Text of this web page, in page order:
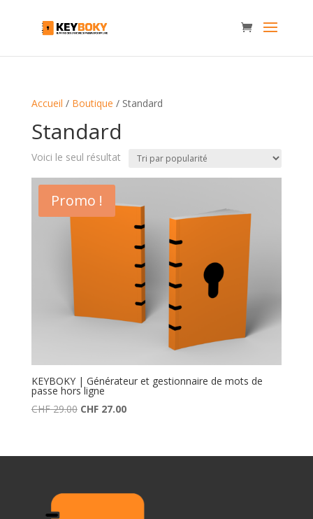
Accueil / Boutique / Standard
Standard
Voici le seul résultat
Promo !
KEYBOKY | Générateur et gestionnaire de mots de
passe hors ligne
CHF29.00 Le
était :
CHF27.00Le
est :